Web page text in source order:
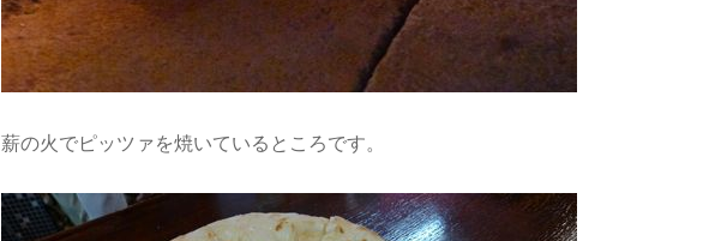
薪の火でピッツァを焼いているところです。